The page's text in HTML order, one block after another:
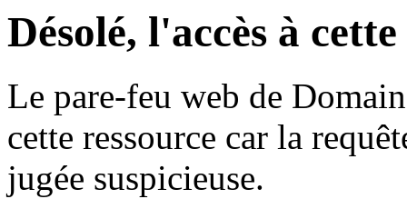
Désolé, l'accès à
Le pare-feu web de
cette ressource car la
jugée suspicieuse.